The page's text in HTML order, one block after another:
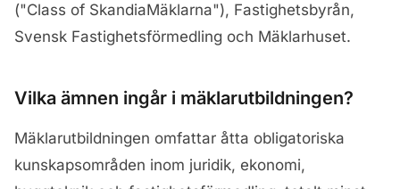
("Class of SkandiaMäklarna"), Fastighetsbyrån,
Svensk Fastighetsförmedling och Mäklarhuset.
Vilka ämnen ingår i mäklarutbildningen?
Mäklarutbildningen omfattar åtta obligatoriska
kunskapsområden inom juridik, ekonomi,